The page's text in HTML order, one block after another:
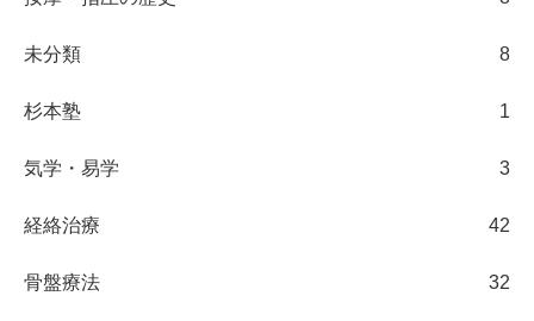
未分類 8
杉本塾 1
気学・易学 3
経絡治療 42
骨盤療法 32